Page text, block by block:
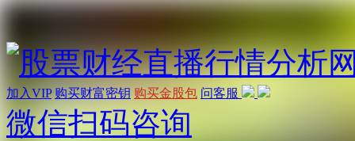
加入VIP 购买财富密钥 购买金股包 问客服
微信扫码咨询